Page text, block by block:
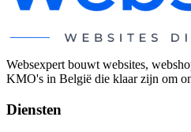
Websexpert bouwt websites,
KMO's in België die klaar zijn om
Diensten